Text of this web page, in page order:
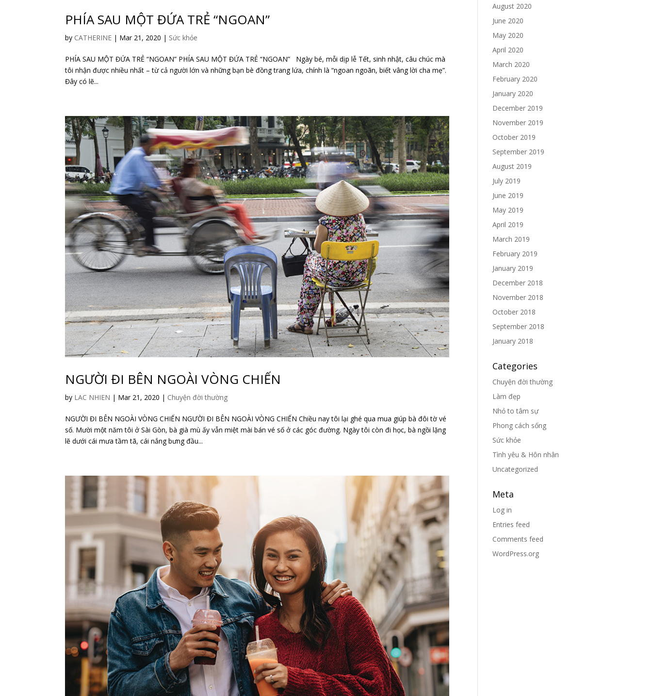
PHÍA SAU MỘT ĐỨA TRẺ “NGOAN”
by CATHERINE | Mar 21, 2020 | Sức khỏe
PHÍA SAU MỘT ĐỨA TRẺ “NGOAN” PHÍA SAU MỘT ĐỨA TRẺ “NGOAN” Ngày bé, mỗi dịp lễ Tết, sinh nhật, câu chúc mà
tôi nhận được nhiều nhất – từ cả người lớn và những bạn bè đồng trang lứa, chính là “ngoan ngoãn, biết vâng lời cha mẹ”.
Đây có lẽ...
NGƯỜI ĐI BÊN NGOÀI VÒNG CHIẾN
by LAC NHIEN | Mar 21, 2020 | Chuyện đời thường
NGƯỜI ĐI BÊN NGOÀI VÒNG CHIẾN NGƯỜI ĐI BÊN NGOÀI VÒNG CHIẾN Chiều nay tôi lại ghé qua mua giúp bà đôi tờ vé
số. Mười một năm tôi ở Sài Gòn, bà già mù ấy vẫn miệt mài bán vé số ở các góc đường. Ngày tôi còn đi học, bà ngồi lặng
lẽ dưới cái mưa tầm tã, cái nắng bưng đầu...
August 2020
June 2020
May 2020
April 2020
March 2020
February 2020
January 2020
December 2019
November 2019
October 2019
September 2019
August 2019
July 2019
June 2019
May 2019
April 2019
March 2019
February 2019
January 2019
December 2018
November 2018
October 2018
September 2018
January 2018
Categories
Chuyện đời thường
Làm đẹp
Nhỏ to tâm sự
Phong cách sống
Sức khỏe
Tình yêu & Hôn nhân
Uncategorized
Meta
Log in
Entries feed
Comments feed
WordPress.org